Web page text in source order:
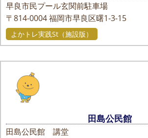
早良市民プール玄関前駐車場
〒814-0004福岡市早良区曙1-3-15
よかトレ実践St（施設版）
田島公民館
田島公民館 講堂